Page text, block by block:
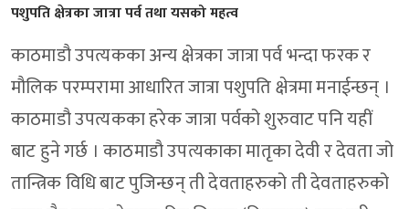
पशुपति क्षेत्रका जात्रा पर्व तथा यसको महत्व
काठमाडौ उपत्यकका अन्य क्षेत्रका जात्रा पर्व भन्दा फरक र
मौलिक परम्परामा आधारित जात्रा पशुपति क्षेत्रमा मनाईन्छन् ।
काठमाडौ उपत्यकका हरेक जात्रा पर्वको शुरुवाट पनि यहीं
बाट हुने गर्छ । काठमाडौ उपत्यकाका मातृका देवी र देवता जो
तान्त्रिक विधि बाट पुजिन्छन् ती देवताहरुको ती देवताहरुको